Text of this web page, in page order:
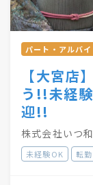
パート・アルバイ
【大宮店
う!!未経
迎!!
株式会社いつ和
未経験OK 転